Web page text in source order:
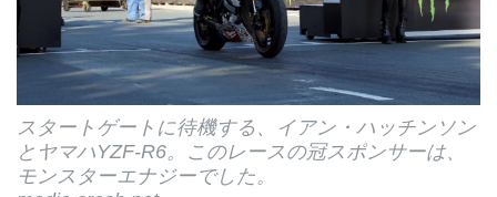
スタートゲートに待機する、イアン・ハッチンソン
とヤマハYZF-R6。このレースの冠スポンサーは、
モンスターエナジーでした。